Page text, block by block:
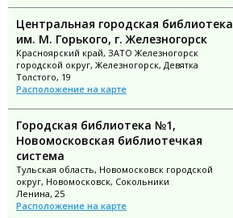
Центральная городская библиотека
им. М. Горького, г. Железногорск
Красноярский край, ЗАТО Железногорск
городской округ, Железногорск, Девятка
Толстого, 19
Расположение на карте
Городская библиотека №1,
Новомосковская библиотечкая
система
Тульская область, Новомосковск городской
округ, Новомосковск, Сокольники
Ленина, 25
Расположение на карте